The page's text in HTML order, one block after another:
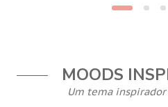
MOODS
Um tema inspirador